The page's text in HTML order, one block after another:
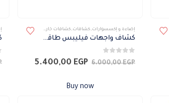
كشافات طاقة شمسيةإضاءة و إكسسوارات , كشافات , كشافات خارجى كشافات طاقة
كشاف واجهات فيليبس طاقه شمسية 300 وات
0 من 5
6.000,00EGP
السعر
6.000,00 EGP.
5.400,00 EGP
السعر
Buy now